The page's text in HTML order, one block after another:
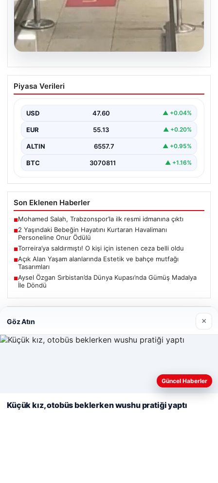
2 Yaşındaki Bebeğin Hayatını Kurtaran
Havalimanı Personeline Onur Ödülü
bir olayda, 2 yaşındaki Liam adlı bebek nefes…
Piyasa Verileri
USD 47.60 ▲ +0.04%
EUR 55.13 ▲ +0.20%
ALTIN 6557.7 ▲ +0.95%
BTC 3070811 ▲ +1.16%
Son Eklenen Haberler
■Mohamed Salah, Trabzonspor’la ilk resmi idmanına çıktı
■2 Yaşındaki Bebeğin Hayatını Kurtaran Havalimanı
Personeline Onur Ödülü
■Torreira’ya saldırmıştı! O kişi için istenen ceza belli oldu
■Açık Alan Yaşam alanlarında Estetik ve bahçe mutfağı
Tasarımları
■Aysel Özgan Sırbistan’da Dünya Kupası’nda Gümüş Madalya
İle Döndü
Güncel
Mohamed Salah, Trabzonspor’la ilk resmi idmanına çıktı
deneyiminizi kişiselleştirmek ve geliştirmek amacıyla çerezler
Reddet Kabul Et
Göz Atın ×
Güncel Haberler
Küçük kız, otobüs beklerken wushu pratiği yaptı